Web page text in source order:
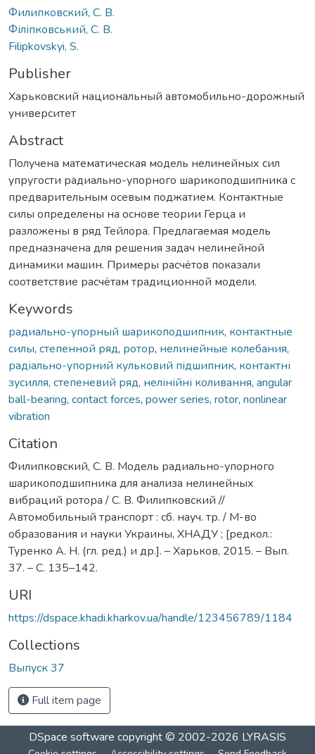
Филипковский, С. В.
Філіпковський, С. В.
Filipkovskyi, S.
Publisher
Харьковский национальный автомобильно-дорожный
университет
Abstract
Получена математическая модель нелинейных сил
упругости радиально-упорного шарикоподшипника с
предварительным осевым поджатием. Контактные
силы определены на основе теории Герца и
разложены в ряд Тейлора. Предлагаемая модель
предназначена для решения задач нелинейной
динамики машин. Примеры расчётов показали
соответствие расчётам традиционной модели.
Keywords
радиально-упорный шарикоподшипник, контактные
силы, степенной ряд, ротор, нелинейные колебания,
радіально-упорний кульковий підшипник, контактні
зусилля, степеневий ряд, нелінійні коливання, angular
ball-bearing, contact forces, power series, rotor, nonlinear
vibration
Citation
Филипковский, С. В. Модель радиально-упорного
шарикоподшипника для анализа нелинейных
вибраций ротора / С. В. Филипковский //
Автомобильный транспорт : сб. науч. тр. / М-во
образования и науки Украины, ХНАДУ ; [редкол.:
Туренко А. Н. (гл. ред.) и др.]. – Харьков, 2015. – Вып.
37. – С. 135–142.
URI
https://dspace.khadi.kharkov.ua/handle/123456789/1184
Collections
Выпуск 37
Full item page
DSpace software copyright © 2002-2026 LYRASIS